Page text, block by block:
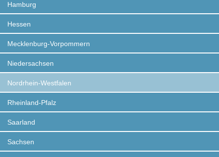
Hamburg
Hessen
Mecklenburg-Vorpommern
Niedersachsen
Nordrhein-Westfalen
Rheinland-Pfalz
Saarland
Sachsen